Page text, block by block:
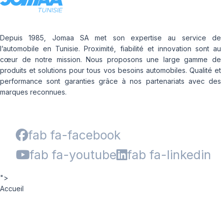
Depuis 1985, Jomaa SA met son expertise au service de
l’automobile en Tunisie. Proximité, fiabilité et innovation sont au
cœur de notre mission. Nous proposons une large gamme de
produits et solutions pour tous vos besoins automobiles. Qualité et
performance sont garanties grâce à nos partenariats avec des
marques reconnues.
fab fa-facebook
fab fa-youtube
fab fa-linkedin
">
Accueil